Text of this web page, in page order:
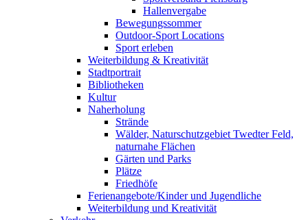
Hallenvergabe
Bewegungssommer
Outdoor-Sport Locations
Sport erleben
Weiterbildung & Kreativität
Stadtportrait
Bibliotheken
Kultur
Naherholung
Strände
Wälder, Naturschutzgebiet Twedter Feld,
naturnahe Flächen
Gärten und Parks
Plätze
Friedhöfe
Ferienangebote/Kinder und Jugendliche
Weiterbildung und Kreativität